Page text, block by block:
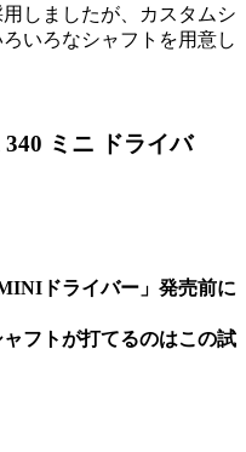
しましたが、カスタムシ
いろなシャフトを用意し
ミニ ドライバ
ドライバー」発売前に
フトが打てるのはこの試